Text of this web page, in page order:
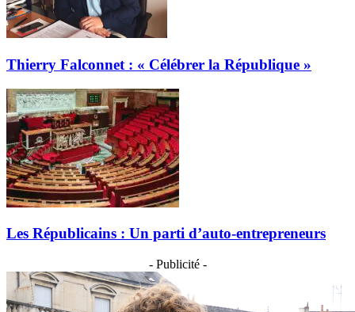
Thierry Falconnet : « Célébrer la République »
Les Républicains : Un parti d’auto-entrepreneurs
- Publicité -